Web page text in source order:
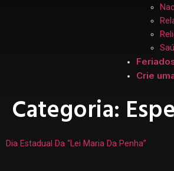
Crie
Categoria:
Dia Estadual Da “Lei Maria Da Penha”